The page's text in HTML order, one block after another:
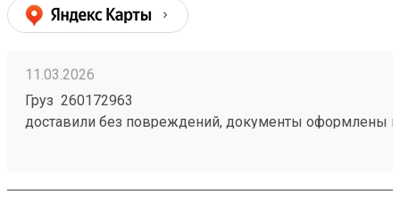
11.03.2026
Груз 260172963
доставили без повреждений, документы оформлены